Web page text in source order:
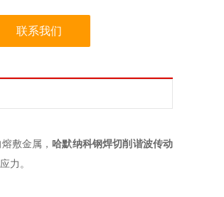
联系我们
敷金属，哈默纳科钢焊切削谐波传动
力。